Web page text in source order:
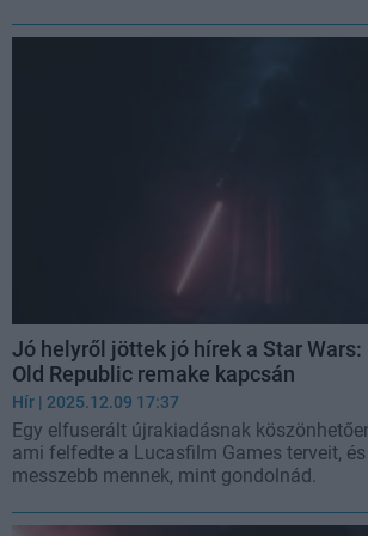
Jó helyről jöttek jó hírek a Star
Old Republic remake kapcsán
Hír | 2025.12.09 17:37
Egy elfuserált újrakiadásnak
ami felfedte a Lucasfilm Games terveit,
messzebb mennek, mint gondolnád.